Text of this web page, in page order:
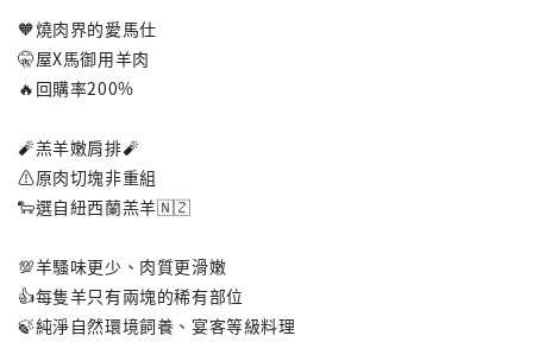
🧡燒肉界的愛馬仕
🤫屋X馬御用羊肉
🔥回購率200%
🧨羔羊嫩肩排🧨
⚠️原肉切塊非重組
🐑選自紐西蘭羔羊🇳🇿
💯羊騷味更少、肉質更滑嫩
👍每隻羊只有兩塊的稀有部位
🍃純淨自然環境飼養、宴客等級料理